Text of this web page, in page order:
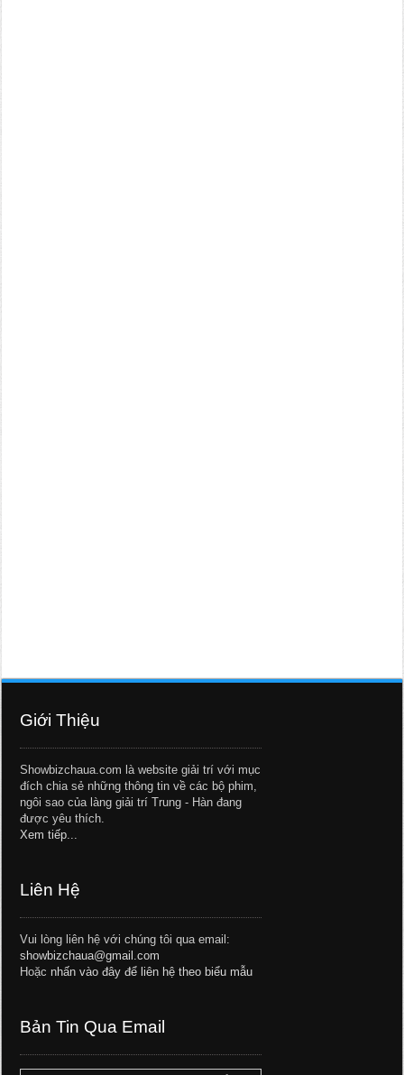
Giới Thiệu
Showbizchaua.com là website giải trí với mục
đích chia sẻ những thông tin về các bộ phim,
ngôi sao của làng giải trí Trung - Hàn đang
được yêu thích.
Xem tiếp...
Liên Hệ
Vui lòng liên hệ với chúng tôi qua email:
showbizchaua@gmail.com
Hoặc nhấn vào đây để liên hệ theo biểu mẫu
Bản Tin Qua Email